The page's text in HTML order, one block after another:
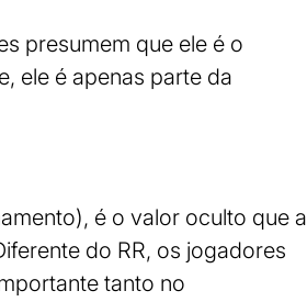
presumem que ele é o
ele é apenas parte da
é o valor oculto que a
do RR, os jogadores
tanto no